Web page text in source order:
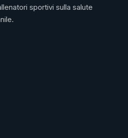
sportivi sulla salute